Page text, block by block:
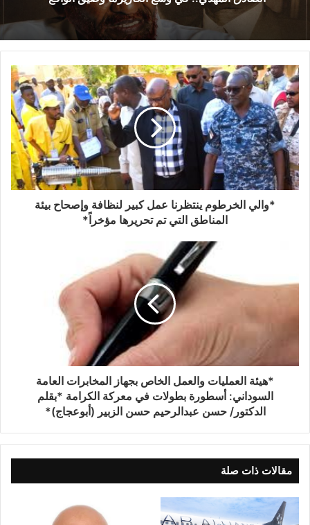
*والي الخرطوم ينتظرنا عمل كبير لنظافة وإصحاح بيئة
المناطق التي تم تحريرها مؤخراً*
*هيئة العمليات والعمل الخاص بجهاز المخابرات العامة
السوداني: أسطورة بطولات في معركة الكرامة *بقلم
الدكتور/ حسن عبدالرحيم حسن الزبير (أبوعجاج)*
مقالات ذات صلة